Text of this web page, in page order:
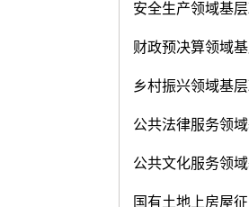
安全生产领域基
财政预决算领域
乡村振兴领域基
公共法律服务领
公共文化服务领
国有土地上房屋